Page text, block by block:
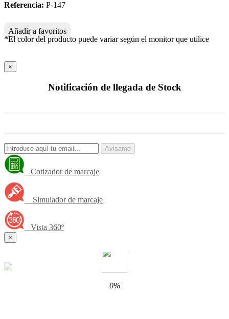
Referencia: P-147
Añadir a favoritos
*El color del producto puede variar según el monitor que utilice
×
Notificación de llegada de Stock
Avisame
Cotizador de marcaje
Simulador de marcaje
Vista 360º
×